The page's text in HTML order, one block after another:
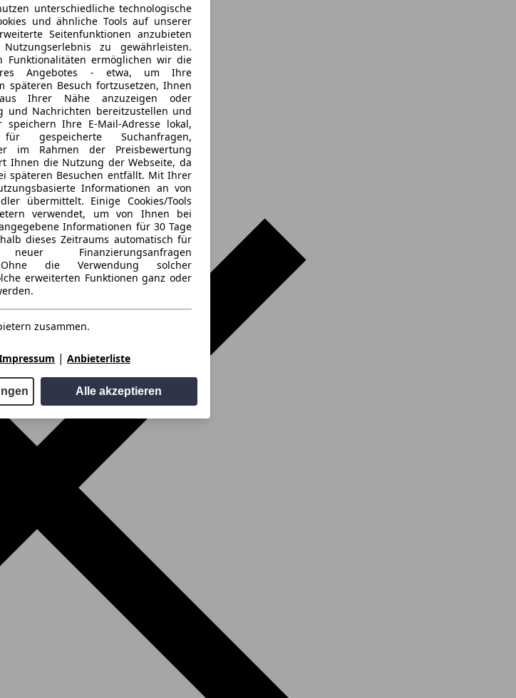
unterschiedliche technologische
und ähnliche Tools auf unserer
Seitenfunktionen anzubieten
zu gewährleisten.
Funktionalitäten ermöglichen wir die
Angebotes - etwa, um Ihre
späteren Besuch fortzusetzen, Ihnen
Ihrer Nähe anzuzeigen oder
und Nachrichten bereitzustellen und
speichern Ihre E-Mail-Adresse lokal,
gespeicherte Suchanfragen,
im Rahmen der Preisbewertung
Ihnen die Nutzung der Webseite, da
späteren Besuchen entfällt. Mit Ihrer
Informationen an von
übermittelt. Einige Cookies/Tools
verwendet, um von Ihnen bei
Informationen für 30 Tage
dieses Zeitraums automatisch für
Finanzierungsanfragen
Ohne die Verwendung solcher
erweiterten Funktionen ganz oder
zusammen.
| Anbieterliste
Alle akzeptieren